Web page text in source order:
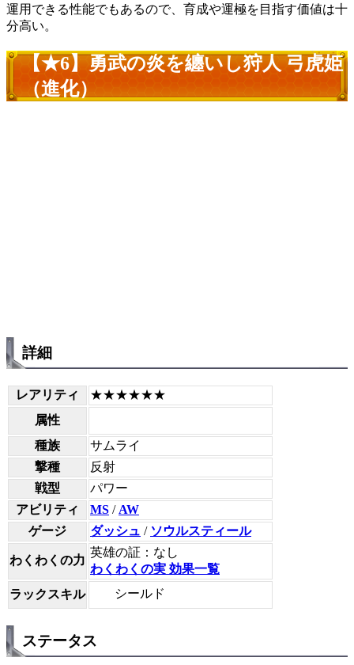
運用できる性能でもあるので、育成や運極を目指す価値は十
分高い。
【★6】勇武の炎を纏いし狩人 弓虎姫
（進化）
詳細
レアリティ
★★★★★★
属性
種族
サムライ
撃種
反射
戦型
パワー
アビリティ
MS / AW
ゲージ
ダッシュ / ソウルスティール
わくわくの力
英雄の証：なし
わくわくの実 効果一覧
ラックスキル
シールド
ステータス